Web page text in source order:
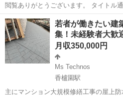
閲覧ありがとうございます。 タイトル通り、現在大工を大募集中で
す。 大工は危なくて危険なイメージがあり、 今どきの仕事では無いか
もしれません。 年々大工人口も減る一方ですが、 逆に考えればチャン
スでもあります。 今後...
兵庫 西宮市 西宮駅 大工
若者が働きたい建
集！未経験者大歓
月収350,000円
Ms Technos
香櫨園駅
主にマンション大規模修繕工事の屋上防